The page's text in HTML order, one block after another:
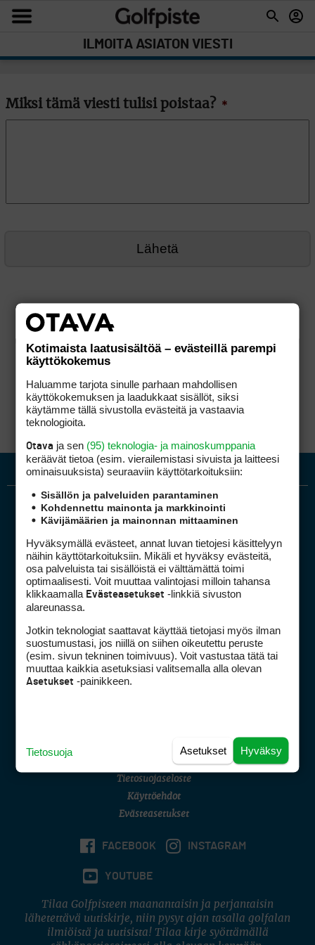
ILMOITA ASIATON VIESTI
Miksi tämä viesti tulisi poistaa? *
Golfpiste mediakortti
Golfpisteen yhteystiedot
DSA avoimuusraportti
Asiakaspalvelu
(digi) digi@otavamedia.fi
Tietosuojaseloste
Käyttöehdot
Evästeasetukset
FACEBOOK INSTAGRAM
YOUTUBE
Tilaa Golfpisteen maanantaisin ja perjantaisin
lähetettävä uutiskirje, niin pysyt ajan tasalla golfalan
ilmiöistä ja uutisista! Tilaa kirje syöttämällä
Kotimaista laatusisältöä – evästeillä parempi
käyttökokemus
Haluamme tarjota sinulle parhaan mahdollisen
käyttökokemuksen ja laadukkaat sisällöt, siksi
käytämme tällä sivustolla evästeitä ja vastaavia
teknologioita.
Otava ja sen (95) teknologia- ja mainoskumppania
keräävät tietoa (esim. vierailemis­tasi sivuista ja laitteesi
ominaisuuk­sista) seuraaviin käyttötarkoituksiin:
Sisällön ja palveluiden parantaminen
Kohdennettu mainonta ja markkinointi
Kävijämäärien ja mainonnan mittaaminen
Hyväksymällä evästeet, annat luvan tietojesi käsittelyyn
näihin käyttötarkoituksiin. Mikäli et hyväksy evästeitä,
osa palveluista tai sisällöistä ei välttämättä toimi
optimaalisesti. Voit muuttaa valintojasi milloin tahansa
klikkaamalla Evästeasetukset -linkkiä sivuston
alareunassa.
Jotkin teknologiat saattavat käyttää tietojasi myös ilman
suostumustasi, jos niillä on siihen oikeutettu peruste
(esim. sivun tekninen toimivuus). Voit vastustaa tätä tai
muuttaa kaikkia asetuksiasi valitsemalla alla olevan
Asetukset -painikkeen.
Hyväksy
Asetukset
Tietosuoja